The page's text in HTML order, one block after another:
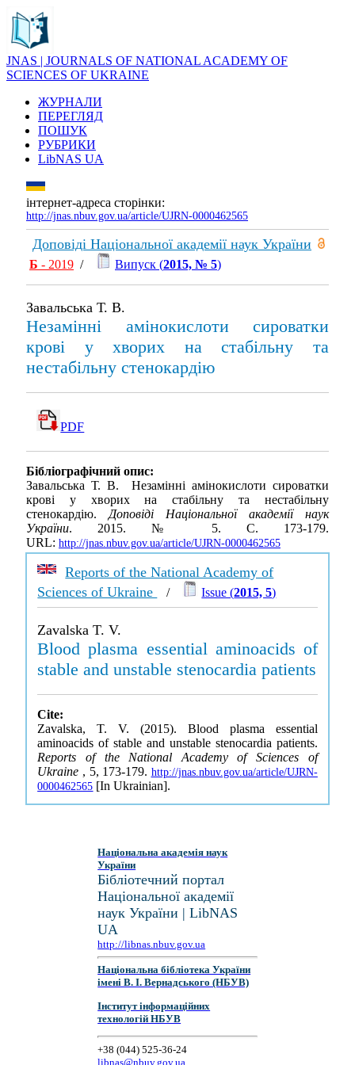
JNAS | JOURNALS OF NATIONAL ACADEMY OF
SCIENCES OF UKRAINE
ЖУРНАЛИ
ПЕРЕГЛЯД
ПОШУК
РУБРИКИ
LibNAS UA
інтернет-адреса сторінки:
http://jnas.nbuv.gov.ua/article/UJRN-0000462565
Доповіді Національної академії наук України
Б - 2019 / Випуск (2015, № 5)
Завальська Т. В.
Незамiннi амiнокислоти сироватки
кровi у хворих на стабiльну та
нестабiльну стенокардiю
PDF
Бібліографічний опис:
Завальська Т. В. Незамiннi амiнокислоти сироватки
кровi у хворих на стабiльну та нестабiльну
стенокардiю.Доповіді Національної академії наук
України. 2015. № 5. С. 173-179.
URL: http://jnas.nbuv.gov.ua/article/UJRN-0000462565
Reports of the National Academy of
Sciences of Ukraine
/ Issue (2015, 5)
Zavalska T. V.
Blood plasma essential aminoacids of
stable and unstable stenocardia patients
Cite:
Zavalska, T. V. (2015). Blood plasma essential
aminoacids of stable and unstable stenocardia patients.
Reports of the National Academy of Sciences of
Ukraine , 5, 173-179. http://jnas.nbuv.gov.ua/article/UJRN-
0000462565 [In Ukrainian].
Національна академія наук
України
Бібліотечний портал
Національної академії
наук України | LibNAS
UA
http://libnas.nbuv.gov.ua
Національна бібліотека України
імені В. І. Вернадського (НБУВ)
Інститут інформаційних
технологій НБУВ
+38 (044) 525-36-24
libnas@nbuv.gov.ua